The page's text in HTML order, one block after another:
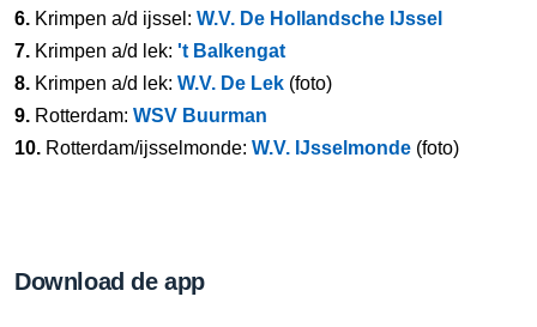
6. Krimpen a/d ijssel: W.V. De Hollandsche IJssel
7. Krimpen a/d lek: 't Balkengat
8. Krimpen a/d lek: W.V. De Lek (foto)
9. Rotterdam: WSV Buurman
10. Rotterdam/ijsselmonde: W.V. IJsselmonde (foto)
Download de app